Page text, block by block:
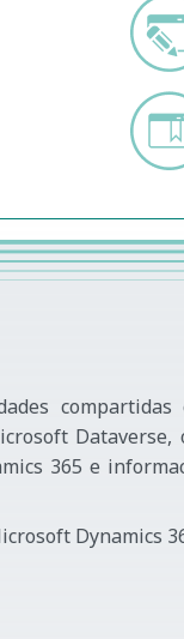
compartidas
Dataverse,
365 e
Dynamics